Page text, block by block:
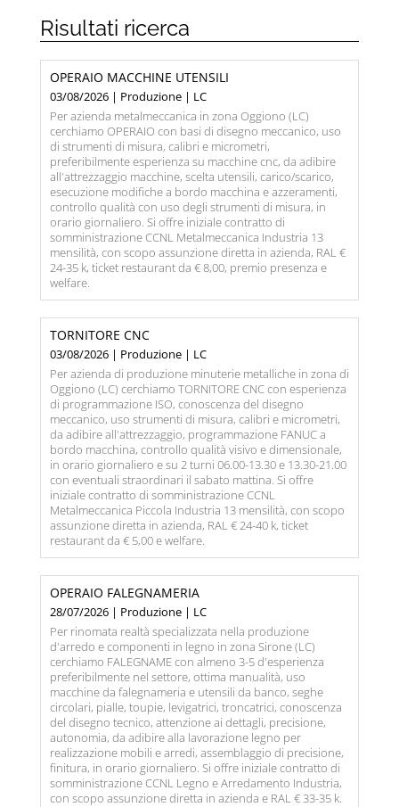
Risultati ricerca
OPERAIO MACCHINE UTENSILI
03/08/2026 | Produzione | LC
Per azienda metalmeccanica in zona Oggiono (LC)
cerchiamo OPERAIO con basi di disegno meccanico, uso
di strumenti di misura, calibri e micrometri,
preferibilmente esperienza su macchine cnc, da adibire
all'attrezzaggio macchine, scelta utensili, carico/scarico,
esecuzione modifiche a bordo macchina e azzeramenti,
controllo qualità con uso degli strumenti di misura, in
orario giornaliero. Si offre iniziale contratto di
somministrazione CCNL Metalmeccanica Industria 13
mensilità, con scopo assunzione diretta in azienda, RAL €
24-35 k, ticket restaurant da € 8,00, premio presenza e
welfare.
TORNITORE CNC
03/08/2026 | Produzione | LC
Per azienda di produzione minuterie metalliche in zona di
Oggiono (LC) cerchiamo TORNITORE CNC con esperienza
di programmazione ISO, conoscenza del disegno
meccanico, uso strumenti di misura, calibri e micrometri,
da adibire all'attrezzaggio, programmazione FANUC a
bordo macchina, controllo qualità visivo e dimensionale,
in orario giornaliero e su 2 turni 06.00-13.30 e 13.30-21.00
con eventuali straordinari il sabato mattina. Si offre
iniziale contratto di somministrazione CCNL
Metalmeccanica Piccola Industria 13 mensilità, con scopo
assunzione diretta in azienda, RAL € 24-40 k, ticket
restaurant da € 5,00 e welfare.
OPERAIO FALEGNAMERIA
28/07/2026 | Produzione | LC
Per rinomata realtà specializzata nella produzione
d'arredo e componenti in legno in zona Sirone (LC)
cerchiamo FALEGNAME con almeno 3-5 d'esperienza
preferibilmente nel settore, ottima manualità, uso
macchine da falegnameria e utensili da banco, seghe
circolari, pialle, toupie, levigatrici, troncatrici, conoscenza
del disegno tecnico, attenzione ai dettagli, precisione,
autonomia, da adibire alla lavorazione legno per
realizzazione mobili e arredi, assemblaggio di precisione,
finitura, in orario giornaliero. Si offre iniziale contratto di
somministrazione CCNL Legno e Arredamento Industria,
con scopo assunzione diretta in azienda e RAL € 33-35 k.